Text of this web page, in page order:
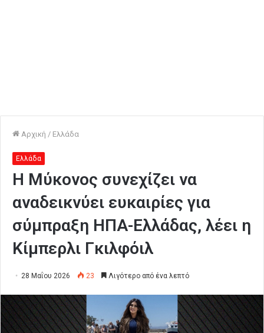
Αρχική / Ελλάδα
Ελλάδα
Η Μύκονος συνεχίζει να
αναδεικνύει ευκαιρίες για
σύμπραξη ΗΠΑ-Ελλάδας, λέει η
Κίμπερλι Γκιλφόιλ
28 Μαΐου 2026 23 Λιγότερο από ένα λεπτό